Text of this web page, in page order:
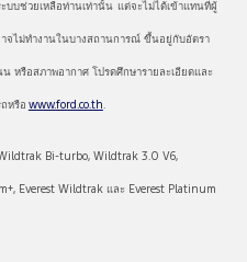
บบช่วยเหลือท่านเท่านั้น แต่จะไม่ได้เข้าแทนที่ผู้
จไม่ทำงานในบางสถานการณ์ ขึ้นอยู่กับอัตรา
หรือสภาพอากาศ โปรดศึกษารายละเอียดและ
หรือ www.ford.co.th.
Wildtrak Bi-turbo, Wildtrak 3.0 V6,
Everest Wildtrak และ Everest Platinum